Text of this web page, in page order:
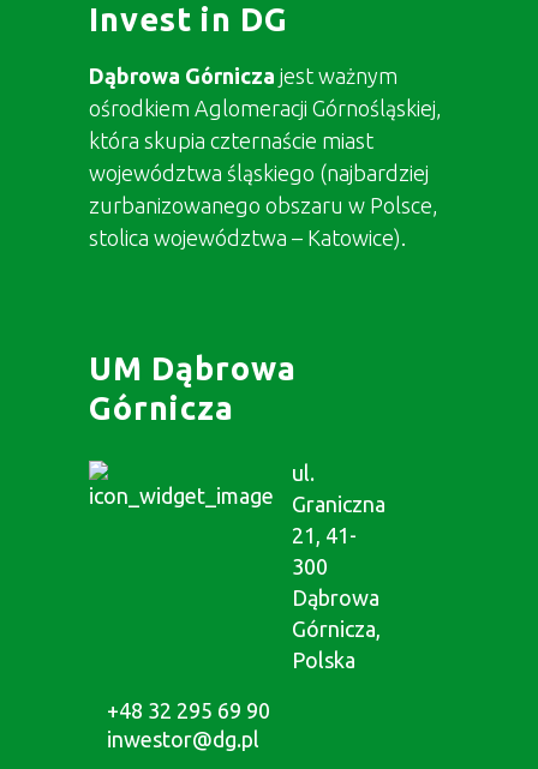
Invest in DG
Dąbrowa Górnicza jest ważnym
ośrodkiem Aglomeracji Górnośląskiej,
która skupia czternaście miast
województwa śląskiego (najbardziej
zurbanizowanego obszaru w Polsce,
stolica województwa – Katowice).
UM Dąbrowa
Górnicza
ul.
Graniczna
21, 41-
300
Dąbrowa
Górnicza,
Polska
+48 32 295 69 90
inwestor@dg.pl